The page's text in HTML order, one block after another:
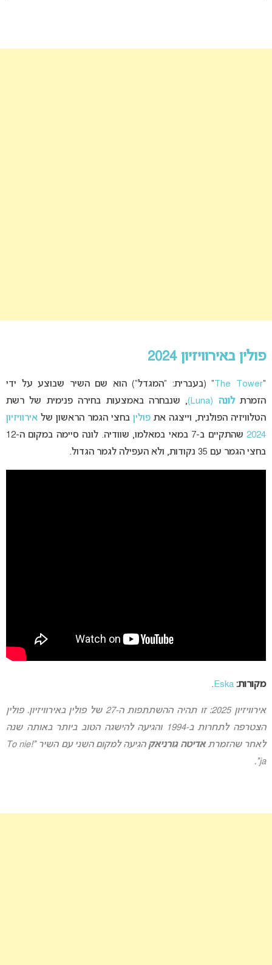
פולין באירוויזיון 2024
“
The Tower ” (בעברית: “המגדל”) הוא שם השיר שבוצע על ידי
הזמרתלונה (Luna)
, שנבחרה באמצעות בחירה פנימית של רשת
הטלוויזיה הפולנית, וייצגה את פולין בחצי הגמר הראשון של אירוויזיון
2024שהתקיים ב-7 במאי במאלמו, שוודיה
. לונה סיימה במקום ה-12
בחצי הגמר עם 35 נקודות, ולא העפילה לגמר הגדול.
מקורות: Eska
.
אירוויזיון 2025: זו תהיה ההשתתפות ה-27 של פולין באירוויזיון. פולין
הצטרפה לתחרות ב-1994 והגיעה להישגה הטוב ביותר באותה שנה
לאחר שהזמרתאדיטה גורניאק
הגיעה למקום השני עם השיר “!To nie
ja”.